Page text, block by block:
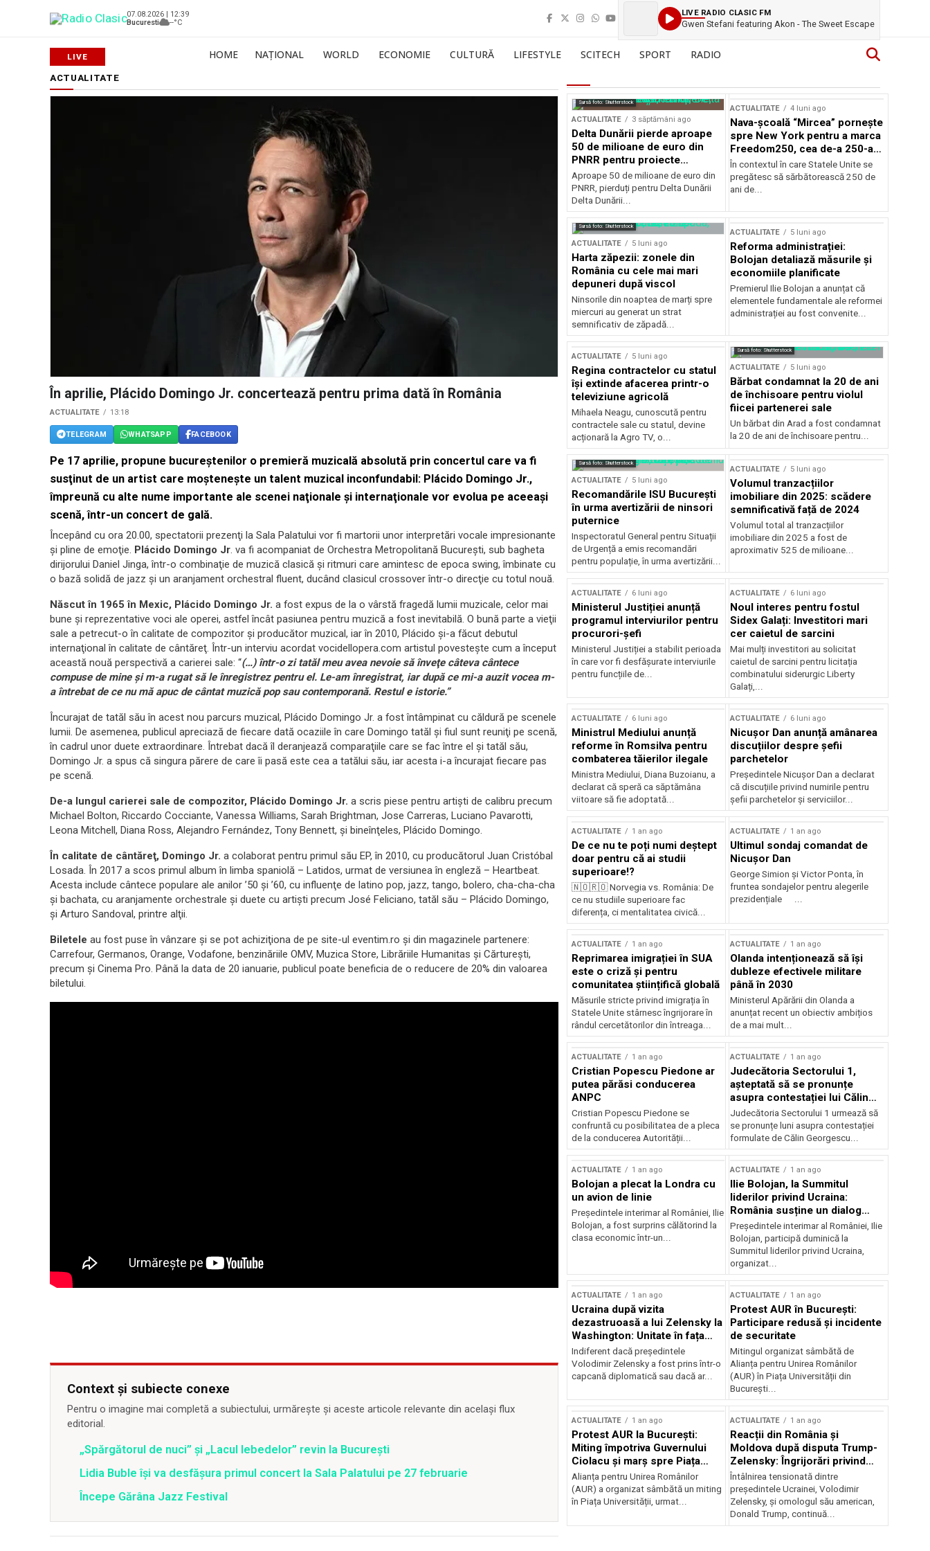
07.08.2026 | 12:39
Bucuresti
--°C
LIVE RADIO CLASIC FM
Gwen Stefani featuring Akon - The Sweet Escape
HOME NAȚIONAL WORLD ECONOMIE CULTURĂ LIFESTYLE SCITECH SPORT RADIO
ACTUALITATE
În aprilie, Plácido Domingo Jr. concertează pentru prima dată în România
ACTUALITATE 13:18
TELEGRAM WHATSAPP FACEBOOK
Pe 17 aprilie, propune bucureştenilor o premieră muzicală absolută prin concertul care va fi
susţinut de un artist care moşteneşte un talent muzical inconfundabil: Plácido Domingo Jr.,
împreună cu alte nume importante ale scenei naţionale şi internaţionale vor evolua pe aceeaşi
scenă, într-un concert de gală.
Începând cu ora 20.00, spectatorii prezenţi la Sala Palatului vor fi martorii unor interpretări vocale impresionante
şi pline de emoţie. Plácido Domingo Jr. va fi acompaniat de Orchestra Metropolitană Bucureşti, sub bagheta
dirijorului Daniel Jinga, într-o combinaţie de muzică clasică şi ritmuri care amintesc de epoca swing, îmbinate cu
o bază solidă de jazz şi un aranjament orchestral fluent, ducând clasicul crossover într-o direcţie cu totul nouă.
Născut în 1965 în Mexic, Plácido Domingo Jr. a fost expus de la o vârstă fragedă lumii muzicale, celor mai
bune şi reprezentative voci ale operei, astfel încât pasiunea pentru muzică a fost inevitabilă. O bună parte a vieţii
sale a petrecut-o în calitate de compozitor şi producător muzical, iar în 2010, Plácido şi-a făcut debutul
internaţional în calitate de cântăreţ. Într-un interviu acordat vocidellopera.com artistul povesteşte cum a început
această nouă perspectivă a carierei sale: “(…) într-o zi tatăl meu avea nevoie să înveţe câteva cântece
compuse de mine şi m-a rugat să le înregistrez pentru el. Le-am înregistrat, iar după ce mi-a auzit vocea m-
a întrebat de ce nu mă apuc de cântat muzică pop sau contemporană. Restul e istorie.”
Încurajat de tatăl său în acest nou parcurs muzical, Plácido Domingo Jr. a fost întâmpinat cu căldură pe scenele
lumii. De asemenea, publicul apreciază de fiecare dată ocaziile în care Domingo tatăl şi fiul sunt reuniţi pe scenă,
în cadrul unor duete extraordinare. Întrebat dacă îl deranjează comparaţiile care se fac între el şi tatăl său,
Domingo Jr. a spus că singura părere de care îi pasă este cea a tatălui său, iar acesta i-a încurajat fiecare pas
pe scenă.
De-a lungul carierei sale de compozitor, Plácido Domingo Jr. a scris piese pentru artişti de calibru precum
Michael Bolton, Riccardo Cocciante, Vanessa Williams, Sarah Brightman, Jose Carreras, Luciano Pavarotti,
Leona Mitchell, Diana Ross, Alejandro Fernández, Tony Bennett, şi bineînţeles, Plácido Domingo.
În calitate de cântăreţ, Domingo Jr. a colaborat pentru primul său EP, în 2010, cu producătorul Juan Cristóbal
Losada. În 2017 a scos primul album în limba spaniolă – Latidos, urmat de versiunea în engleză – Heartbeat.
Acesta include cântece populare ale anilor ’50 şi ’60, cu influenţe de latino pop, jazz, tango, bolero, cha-cha-cha
şi bachata, cu aranjamente orchestrale şi duete cu artişti precum José Feliciano, tatăl său – Plácido Domingo,
şi Arturo Sandoval, printre alţii.
Biletele au fost puse în vânzare şi se pot achiziţiona de pe site-ul eventim.ro şi din magazinele partenere:
Carrefour, Germanos, Orange, Vodafone, benzinăriile OMV, Muzica Store, Librăriile Humanitas şi Cărtureşti,
precum şi Cinema Pro. Până la data de 20 ianuarie, publicul poate beneficia de o reducere de 20% din valoarea
biletului.
Context și subiecte conexe
Pentru o imagine mai completă a subiectului, urmărește și aceste articole relevante din același flux
editorial.
„Spărgătorul de nuci” și „Lacul lebedelor” revin la București
Lidia Buble își va desfășura primul concert la Sala Palatului pe 27 februarie
Începe Gărâna Jazz Festival
Sursă foto: Shutterstock
ACTUALITATE 3 săptămâni ago
Delta Dunării pierde aproape
50 de milioane de euro din
PNRR pentru proiecte
esențiale
Aproape 50 de milioane de euro din
PNRR, pierduți pentru Delta Dunării
Delta Dunării...
ACTUALITATE 4 luni ago
Nava-școală “Mircea” pornește
spre New York pentru a marca
Freedom250, cea de-a 250-a
aniversare a Statelor Unite
În contextul în care Statele Unite se
pregătesc să sărbătorească 250 de
ani de...
Sursă foto: Shutterstock
ACTUALITATE 5 luni ago
Harta zăpezii: zonele din
România cu cele mai mari
depuneri după viscol
Ninsorile din noaptea de marți spre
miercuri au generat un strat
semnificativ de zăpadă...
ACTUALITATE 5 luni ago
Reforma administrației:
Bolojan detaliază măsurile și
economiile planificate
Premierul Ilie Bolojan a anunțat că
elementele fundamentale ale reformei
administrației au fost convenite...
ACTUALITATE 5 luni ago
Regina contractelor cu statul
își extinde afacerea printr-o
televiziune agricolă
Mihaela Neagu, cunoscută pentru
contractele sale cu statul, devine
acționară la Agro TV, o...
Sursă foto: Shutterstock
ACTUALITATE 5 luni ago
Bărbat condamnat la 20 de ani
de închisoare pentru violul
fiicei partenerei sale
Un bărbat din Arad a fost condamnat
la 20 de ani de închisoare pentru...
Sursă foto: Shutterstock
ACTUALITATE 5 luni ago
Recomandările ISU București
în urma avertizării de ninsori
puternice
Inspectoratul General pentru Situații
de Urgență a emis recomandări
pentru populație, în urma avertizării...
ACTUALITATE 5 luni ago
Volumul tranzacțiilor
imobiliare din 2025: scădere
semnificativă față de 2024
Volumul total al tranzacțiilor
imobiliare din 2025 a fost de
aproximativ 525 de milioane...
ACTUALITATE 6 luni ago
Ministerul Justiției anunță
programul interviurilor pentru
procurori-șefi
Ministerul Justiției a stabilit perioada
în care vor fi desfășurate interviurile
pentru funcțiile de...
ACTUALITATE 6 luni ago
Noul interes pentru fostul
Sidex Galați: Investitori mari
cer caietul de sarcini
Mai mulți investitori au solicitat
caietul de sarcini pentru licitația
combinatului siderurgic Liberty
Galați,...
ACTUALITATE 6 luni ago
Ministrul Mediului anunță
reforme în Romsilva pentru
combaterea tăierilor ilegale
Ministra Mediului, Diana Buzoianu, a
declarat că speră ca săptămâna
viitoare să fie adoptată...
ACTUALITATE 6 luni ago
Nicușor Dan anunță amânarea
discuțiilor despre șefii
parchetelor
Președintele Nicușor Dan a declarat
că discuțiile privind numirile pentru
șefii parchetelor și serviciilor...
ACTUALITATE 1 an ago
De ce nu te poți numi deștept
doar pentru că ai studii
superioare!?
🇳🇴🇷🇴 Norvegia vs. România: De
ce nu studiile superioare fac
diferența, ci mentalitatea civică...
ACTUALITATE 1 an ago
Ultimul sondaj comandat de
Nicușor Dan
George Simion și Victor Ponta, în
fruntea sondajelor pentru alegerile
prezidențiale ...
ACTUALITATE 1 an ago
Reprimarea imigrației în SUA
este o criză și pentru
comunitatea științifică globală
Măsurile stricte privind imigrația în
Statele Unite stârnesc îngrijorare în
rândul cercetătorilor din întreaga...
ACTUALITATE 1 an ago
Olanda intenționează să își
dubleze efectivele militare
până în 2030
Ministerul Apărării din Olanda a
anunțat recent un obiectiv ambițios
de a mai mult...
ACTUALITATE 1 an ago
Cristian Popescu Piedone ar
putea părăsi conducerea
ANPC
Cristian Popescu Piedone se
confruntă cu posibilitatea de a pleca
de la conducerea Autorității...
ACTUALITATE 1 an ago
Judecătoria Sectorului 1,
așteptată să se pronunțe
asupra contestației lui Călin
Georgescu privind controlul
judiciar
Judecătoria Sectorului 1 urmează să
se pronunțe luni asupra contestației
formulate de Călin Georgescu...
ACTUALITATE 1 an ago
Bolojan a plecat la Londra cu
un avion de linie
Președintele interimar al României, Ilie
Bolojan, a fost surprins călătorind la
clasa economic într-un...
ACTUALITATE 1 an ago
Ilie Bolojan, la Summitul
liderilor privind Ucraina:
România susține un dialog
transatlantic pentru securitate
și stabilitate
Președintele interimar al României, Ilie
Bolojan, participă duminică la
Summitul liderilor privind Ucraina,
organizat...
ACTUALITATE 1 an ago
Ucraina după vizita
dezastruoasă a lui Zelensky la
Washington: Unitate în fața
incertitudinii
Indiferent dacă președintele
Volodimir Zelensky a fost prins într-o
capcană diplomatică sau dacă ar...
ACTUALITATE 1 an ago
Protest AUR în București:
Participare redusă și incidente
de securitate
Mitingul organizat sâmbătă de
Alianța pentru Unirea Românilor
(AUR) în Piața Universității din
București...
ACTUALITATE 1 an ago
Protest AUR la București:
Miting împotriva Guvernului
Ciolacu și marș spre Piața
Victoriei
Alianța pentru Unirea Românilor
(AUR) a organizat sâmbătă un miting
în Piața Universității, urmat...
ACTUALITATE 1 an ago
Reacții din România și
Moldova după disputa Trump-
Zelensky: Îngrijorări privind
securitatea regională
Întâlnirea tensionată dintre
președintele Ucrainei, Volodimir
Zelensky, și omologul său american,
Donald Trump, continuă...